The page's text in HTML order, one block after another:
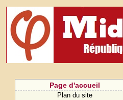
Page d'accueil
Plan du site